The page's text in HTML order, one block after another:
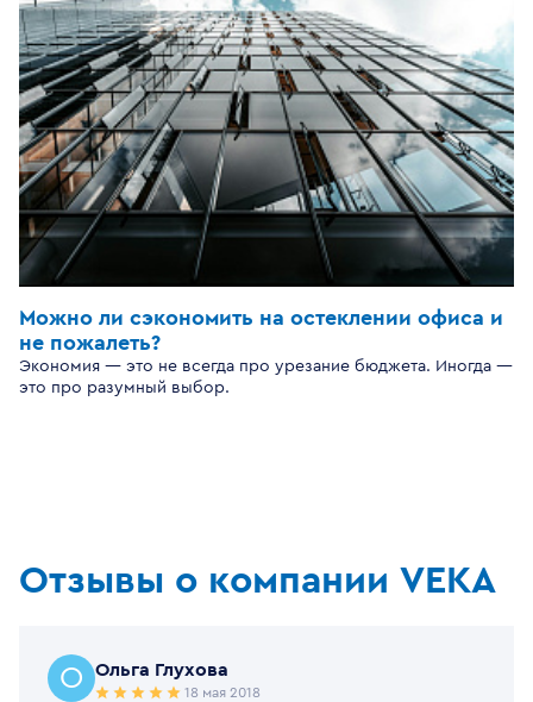
Можно ли сэкономить на остеклении офиса и
не пожалеть?
Экономия — это не всегда про урезание бюджета. Иногда —
это про разумный выбор.
Отзывы о компании VEKA
О Ольга Глухова
18 мая 2018